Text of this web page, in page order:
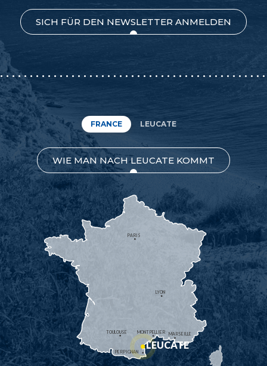
SICH FÜR DEN NEWSLETTER ANMELDEN
FRANCE LEUCATE
WIE MAN NACH LEUCATE KOMMT
MONTPELLIER
PERPIGNAN
MARSEILLE
TOULOUSE
LYON
PARIS
LEUCATE